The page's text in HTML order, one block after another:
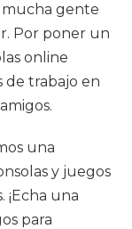
gente
Por poner un
online
de trabajo en
una
y juegos
una
para